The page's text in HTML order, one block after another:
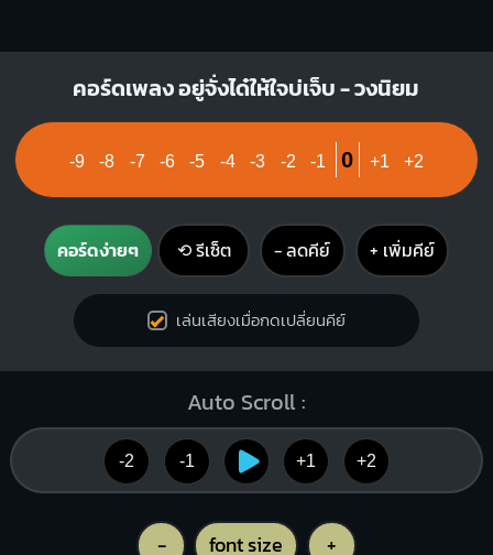
คอร์ดเพลง อยู่จั่งได๋ให้ใจบ่เจ็บ - วงนิยม
-9 -8 -7 -6 -5 -4 -3 -2 -1 0 +1 +2
คอร์ดง่ายๆ ⟲ รีเซ็ต − ลดคีย์ + เพิ่มคีย์
เล่นเสียงเมื่อกดเปลี่ยนคีย์
Auto Scroll :
-2 -1 +1 +2
- font size +